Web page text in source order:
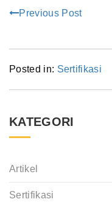
Previous Post
Posted in: Sertifikasi
KATEGORI
Artikel
Sertifikasi